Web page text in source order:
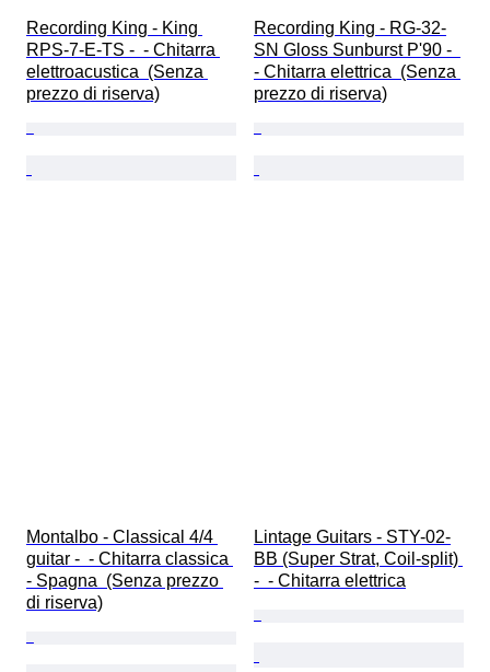
Recording King - King
RPS-7-E-TS -  - Chitarra
elettroacustica  (Senza
prezzo di riserva)
Recording King - RG-32-
SN Gloss Sunburst P'90 -
- Chitarra elettrica  (Senza
prezzo di riserva)
Montalbo - Classical 4/4
guitar -  - Chitarra classica
- Spagna  (Senza prezzo
di riserva)
Lintage Guitars - STY-02-
BB (Super Strat, Coil-split)
-  - Chitarra elettrica